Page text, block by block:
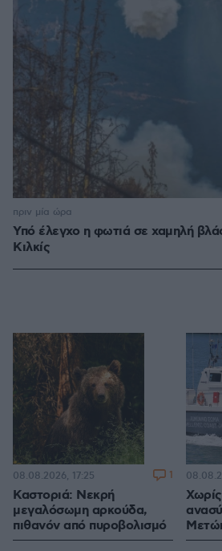
Υπό έλεγχο η φωτιά σε χαμηλή
Κιλκίς
πριν μία ώρα
Καστοριά: Νεκρή
μεγαλόσωμη αρκούδα,
πιθανόν από πυροβολισμό
08.08.2026, 17:25 1